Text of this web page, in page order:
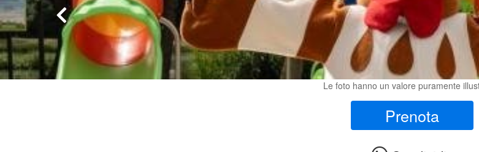
Le foto hanno un valore puramente
Prenota